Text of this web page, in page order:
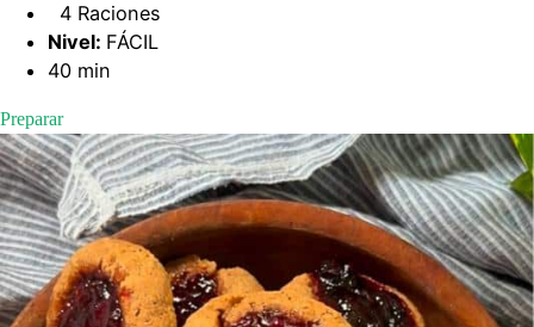
4 Raciones
Nivel: FÁCIL
40 min
Preparar